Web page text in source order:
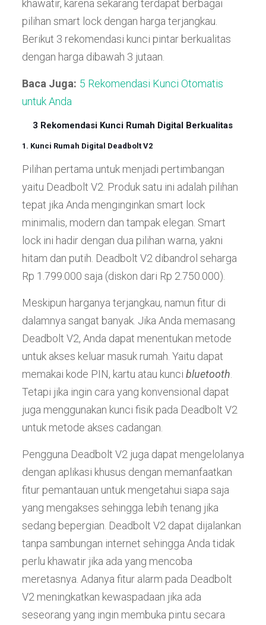
khawatir, karena sekarang terdapat berbagai
pilihan smart lock dengan harga terjangkau.
Berikut 3 rekomendasi kunci pintar berkualitas
dengan harga dibawah 3 jutaan.
Baca Juga: 5 Rekomendasi Kunci Otomatis
untuk Anda
3 Rekomendasi Kunci Rumah Digital Berkualitas
1. Kunci Rumah Digital Deadbolt V2
Pilihan pertama untuk menjadi pertimbangan
yaitu Deadbolt V2. Produk satu ini adalah pilihan
tepat jika Anda menginginkan smart lock
minimalis, modern dan tampak elegan. Smart
lock ini hadir dengan dua pilihan warna, yakni
hitam dan putih. Deadbolt V2 dibandrol seharga
Rp 1.799.000 saja (diskon dari Rp 2.750.000).
Meskipun harganya terjangkau, namun fitur di
dalamnya sangat banyak. Jika Anda memasang
Deadbolt V2, Anda dapat menentukan metode
untuk akses keluar masuk rumah. Yaitu dapat
memakai kode PIN, kartu atau kunci bluetooth
Tetapi jika ingin cara yang konvensional dapat
juga menggunakan kunci fisik pada Deadbolt V2
untuk metode akses cadangan.
Pengguna Deadbolt V2 juga dapat mengelolanya
dengan aplikasi khusus dengan memanfaatkan
fitur pemantauan untuk mengetahui siapa saja
yang mengakses sehingga lebih tenang jika
sedang bepergian. Deadbolt V2 dapat dijalankan
tanpa sambungan internet sehingga Anda tidak
perlu khawatir jika ada yang mencoba
meretasnya. Adanya fitur alarm pada Deadbolt
V2 meningkatkan kewaspadaan jika ada
seseorang yang ingin membuka pintu secara